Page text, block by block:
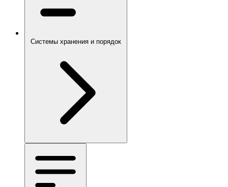
Системы хранения и порядок